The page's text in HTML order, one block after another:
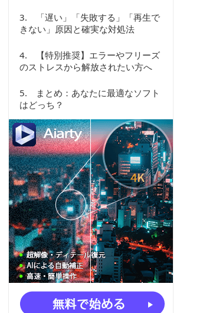
3.
「遅い」「失敗する」「再生で
きない」原因と確実な対処法
4.
【特別推奨】エラーやフリーズ
のストレスから解放されたい方へ
5.
まとめ：あなたに最適なソフト
はどっち？